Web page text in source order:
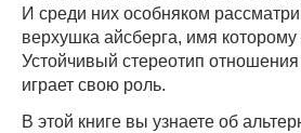
И среди них особняком
верхушка айсберга, имя
Устойчивый стереотип
играет свою роль.
В этой книге вы узнаете об